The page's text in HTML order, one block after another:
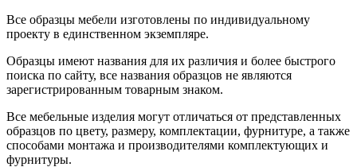
Все образцы мебели изготовлены по индивидуальному
проекту в единственном экземпляре.
Образцы имеют названия для их различия и более быстрого
поиска по сайту, все названия образцов не являются
зарегистрированным товарным знаком.
Все мебельные изделия могут отличаться от представленных
образцов по цвету, размеру, комплектации, фурнитуре, а также
способами монтажа и производителями комплектующих и
фурнитуры.